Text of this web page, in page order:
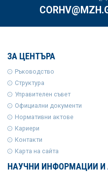
ЗА ЦЕНТЪРА
Ръководство
Структура
Управителен съвет
Официални документи
Нормативни актове
Кариери
Контакти
Карта на сайта
НАУЧНИ ИНФОРМАЦИИ И